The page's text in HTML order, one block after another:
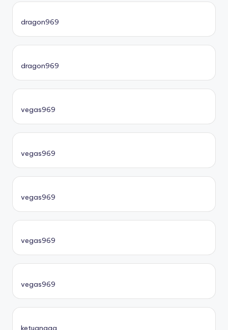
dragon969
dragon969
vegas969
vegas969
vegas969
vegas969
vegas969
ketuanaga